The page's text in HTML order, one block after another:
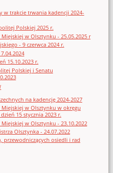
w trakcie trwania kadencji 2024-
Polskiej 2025 r.
w Olsztynku - 25.05.2025 r
- 9 czerwca 2024 r.
15.10.2023 r.
Polskiej i Senatu
na kadencję 2024-2027
w Olsztynku w okręgu
15 stycznia 2023 r.
w Olsztynku - 23.10.2022
Olsztynka - 24.07.2022
przewodniczących osiedli i rad